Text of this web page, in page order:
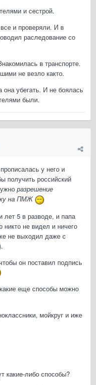
и сестрой.
и проверяли. И в
раследование со
в транспорте.
не везло както.
она убегать. И не боялась
были.
у него и
получить российский
разрешение
на ПМЖ
лет 5 в разводе, и папа
не видел и ничего
не выходил даже с
он поставил подпись
еще способы можно
мойкруг и иже
какие-либо способы?